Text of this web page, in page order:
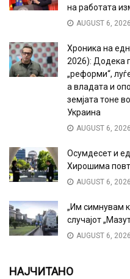
на работата
AUGUST 6, 2026
Хроника на
2026): Додека
„реформи“,
а владата и
земјата тоне
Украина
AUGUST 6, 2026
Осумдесет и
Хирошима
AUGUST 6, 2026
„Им симнувам
случајот
AUGUST 6, 2026
НАЈЧИТАНО